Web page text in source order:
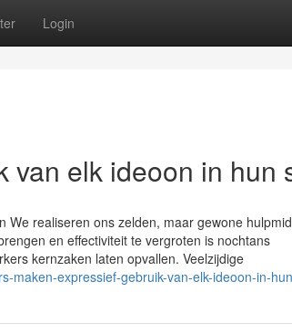
Login
van elk ideoon in hun
realiseren ons zelden, maar gewone
en effectiviteit te vergroten is nochtans
kernzaken laten opvallen. Veelzijdige
maken-expressief-gebruik-van-elk-ideoon-in-